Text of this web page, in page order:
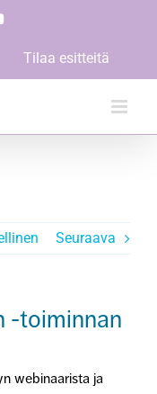
Tilaa esitteitä
Seuraava
-toiminnan
webinaarista ja